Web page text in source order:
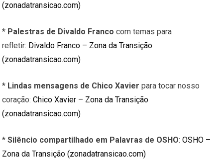
(zonadatransicao.com)
* Palestras de Divaldo Franco com temas para
refletir: Divaldo Franco – Zona da Transição
(zonadatransicao.com)
* Lindas mensagens de Chico Xavier para tocar nosso
coração:Chico Xavier – Zona da Transição
(zonadatransicao.com)
*Silêncio compartilhado em Palavras de OSHO:OSHO –
Zona da Transição (zonadatransicao.com)